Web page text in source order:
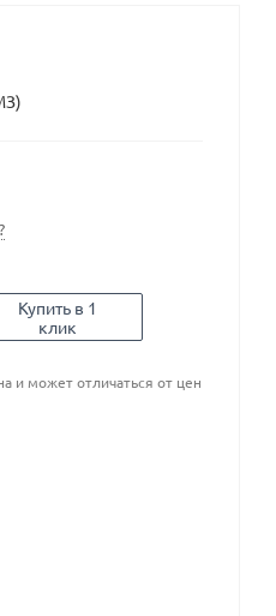
Купить в 1
клик
и может отличаться от цен